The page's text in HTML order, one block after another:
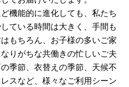
機能的に進化しても、私たち
ている時間は大きく、手間も
もちろん、お子様の多いご家
りがちな共働きの忙しいご夫
季節、衣替えの季節、天候不
スなど、様々なご利用シーン